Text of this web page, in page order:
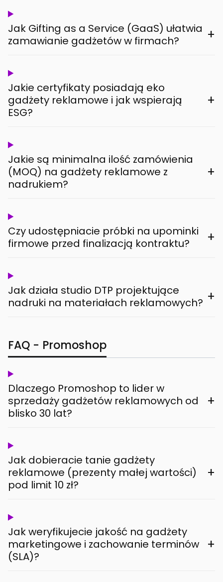
Jak Gifting as a Service (GaaS) ułatwia
zamawianie gadżetów w firmach?
+
Jakie certyfikaty posiadają eko
gadżety reklamowe i jak wspierają
ESG?
+
Jakie są minimalna ilość zamówienia
(MOQ) na gadżety reklamowe z
nadrukiem?
+
Czy udostępniacie próbki na upominki
firmowe przed finalizacją kontraktu?
+
Jak działa studio DTP projektujące
nadruki na materiałach reklamowych? +
FAQ - Promoshop
Dlaczego Promoshop to lider w
sprzedaży gadżetów reklamowych od
blisko 30 lat?
+
Jak dobieracie tanie gadżety
reklamowe (prezenty małej wartości)
pod limit 10 zł?
+
Jak weryfikujecie jakość na gadżety
marketingowe i zachowanie terminów
(SLA)?
+